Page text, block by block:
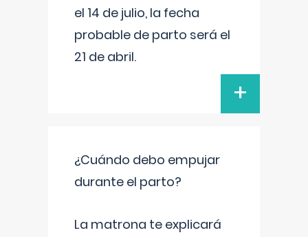
el 14 de julio, la fecha
probable de parto será el
21 de abril.
+
¿Cuándo debo empujar
durante el parto?
La matrona te explicará